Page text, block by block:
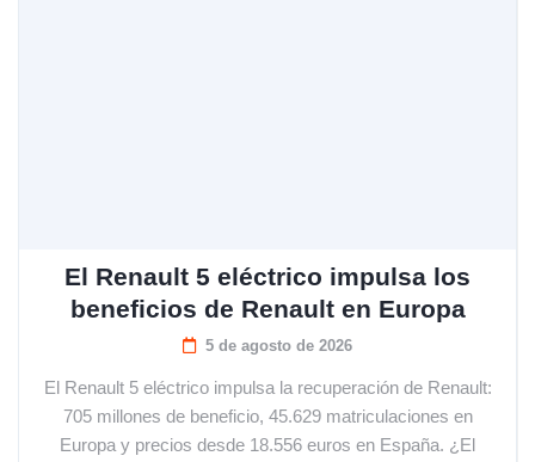
El Renault 5 eléctrico impulsa los
beneficios de Renault en Europa
5 de agosto de 2026
El Renault 5 eléctrico impulsa la recuperación de Renault:
705 millones de beneficio, 45.629 matriculaciones en
Europa y precios desde 18.556 euros en España. ¿El